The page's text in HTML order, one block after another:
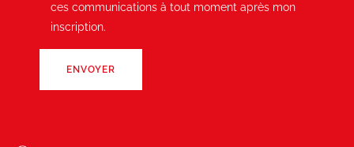
ces communications à tout moment après mon
inscription.